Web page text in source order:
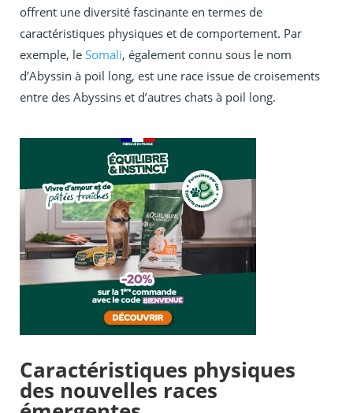
offrent une diversité fascinante en termes de
caractéristiques physiques et de comportement. Par
exemple, le Somali, également connu sous le nom
d’Abyssin à poil long, est une race issue de croisements
entre des Abyssins et d’autres chats à poil long.
Caractéristiques physiques
des nouvelles races